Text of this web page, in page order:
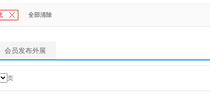
全部清除
会员发布外展
页